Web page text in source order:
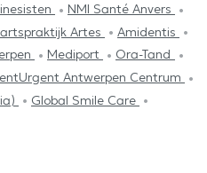
NMI Santé Anvers
Artes
Amidentis
Mediport
Ora-Tand
Antwerpen Centrum
Global Smile Care